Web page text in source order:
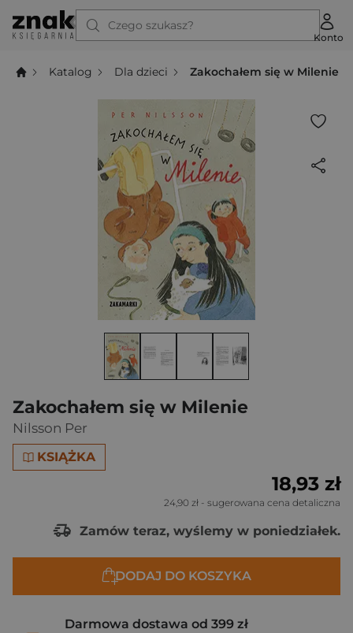
Czego szukasz?
Konto
Katalog Dla dzieci Zakochałem się w Milenie
Zakochałem się w Milenie
Nilsson Per
KSIĄŻKA
18,93 zł
24,90 zł - sugerowana cena detaliczna
Zamów teraz, wyślemy w poniedziałek.
DODAJ DO KOSZYKA
Darmowa dostawa od 399 zł